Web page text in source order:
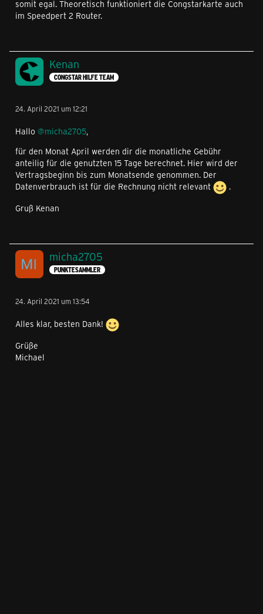
somit egal. Theoretisch funktioniert die Congstarkarte auch
im Speedpert 2 Router.
Kenan
CONGSTAR HILFE TEAM
24. April 2021 um 12:21
Hallo @micha2705,
für den Monat April werden dir die monatliche Gebühr
anteilig für die genutzten 15 Tage berechnet. Hier wird der
Vertragsbeginn bis zum Monatsende genommen. Der
Datenverbrauch ist für die Rechnung nicht relevant
.
Gruß Kenan
micha2705
PUNKTESAMMLER
24. April 2021 um 13:54
Alles klar, besten Dank!
Grüße
Michael